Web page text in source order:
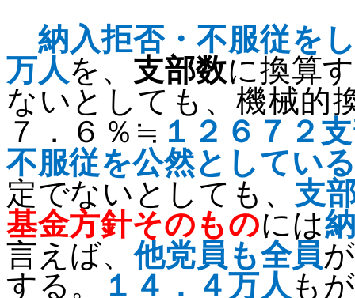
納入拒否・不服従を
万人を、 支部数に換算
ないとしても、機械的
７．６％≒ １２６７２
不服従を公然としてい
定でないとしても、 支
基金方針そのものには
言えば、他党員も全員
する。
１４．４万人 も